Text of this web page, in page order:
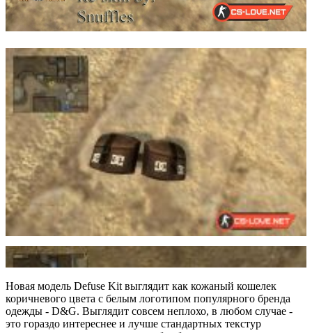
Новая модель Defuse Kit выглядит как кожаный кошелек
коричневого цвета с белым логотипом популярного бренда
одежды - D&G. Выглядит совсем неплохо, в любом случае -
это гораздо интереснее и лучше стандартных текстур